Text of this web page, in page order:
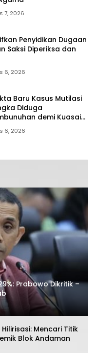
7, 2026
Penyidikan Dugaan
Saksi Diperiksa dan
6, 2026
Baru Kasus Mutilasi
Diduga
demi Kuasai
6, 2026
Prabowo Dikritik –
Mencari Titik
Blok Andaman